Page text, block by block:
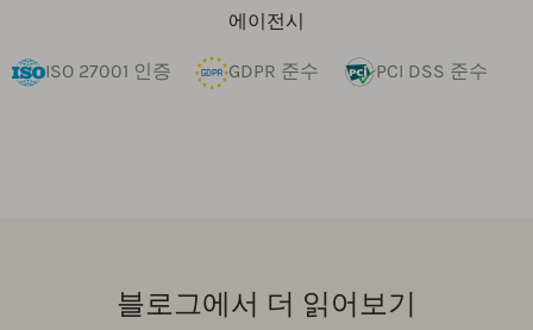
에이전시
ISO 27001 인증 GDPR 준수 PCI DSS 준수
블로그에서 더 읽어보기